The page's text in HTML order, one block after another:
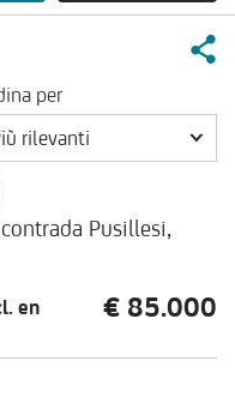
per
rilevanti
Pusillesi,
en € 85.000